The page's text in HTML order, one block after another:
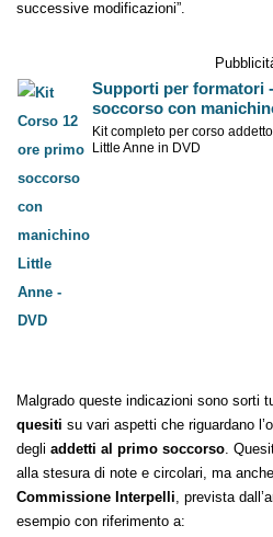
successive modificazioni”.
Supporti per
primo soccorso con
DVD
Kit completo per corso
Malgrado queste indicazioni sono sorti
quesiti su vari aspetti che riguardano
degli addetti al primo soccorso.
alla stesura di note e circolari, ma
Commissione Interpelli, prevista
esempio con riferimento a: